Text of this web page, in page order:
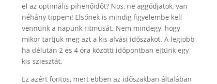
el az optimális pihenőidőt? Nos, ne aggódjatok, van
néhány tippem! Elsőnek is mindig figyelembe kell
vennünk a napunk ritmusát. Nem mindegy, hogy
mikor tartjuk meg azt a kis alvási időszakot. A legjobb
ha délután 2 és 4 óra közötti időpontban ejtünk egy
kis sziesztát.
Ez azért fontos, mert ebben az időszakban általában